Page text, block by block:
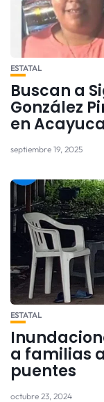
ESTATAL
Buscan a
González
en
septiembre 19, 2025
ESTATAL
a familias
puentes
octubre 23, 2024